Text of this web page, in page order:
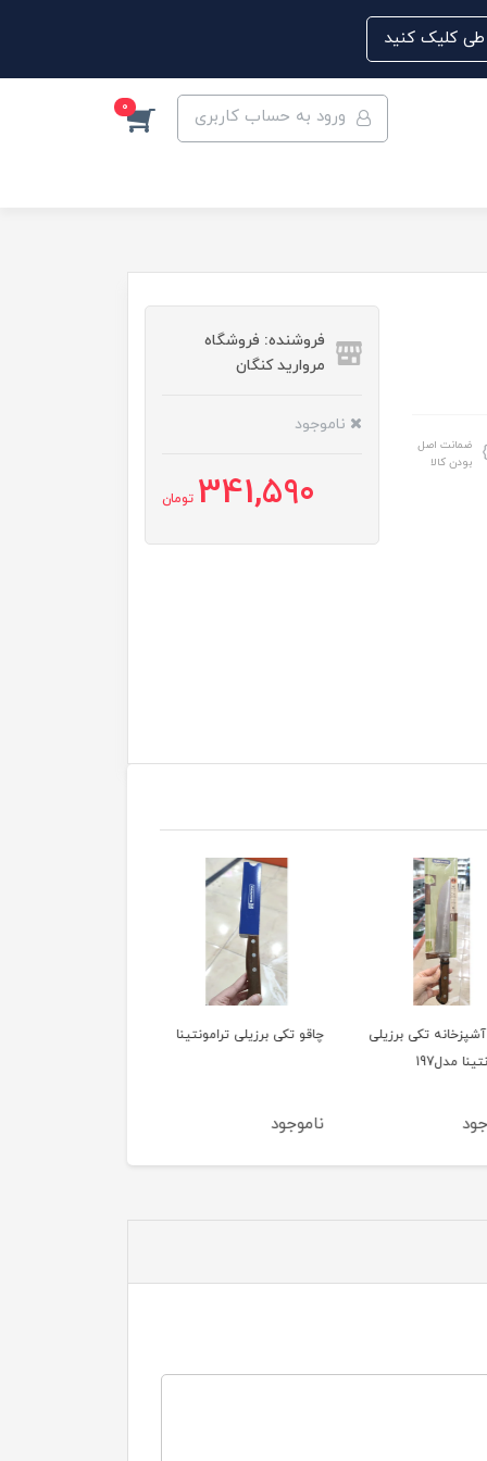
ورود به حساب کاربری 0
ضمانت اصل
بودن کالا
فروشنده: فروشگاه
مروارید کنگان
ناموجود
341,590 تومان
تکی برزیلی
مدل197
چاقو تکی برزیلی ترامونتینا
ناموجود